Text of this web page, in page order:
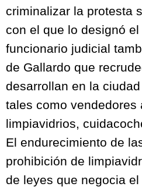
criminalizar la protesta
con el que lo designó
funcionario judicial
de Gallardo que
desarrollan en la
tales como
limpiavidrios,
El endurecimiento de
prohibición de
de leyes que negocia